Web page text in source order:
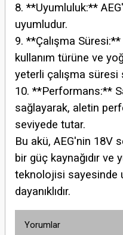
8. **Uyumluluk:**
uyumludur.
9. **Çalışma
kullanım türüne ve
yeterli çalışma süresi
10. **Performans:**
sağlayarak, aletin
seviyede tutar.
Bu akü, AEG'nin 18V
bir güç kaynağıdır
teknolojisi sayesinde
dayanıklıdır.
Yorumlar